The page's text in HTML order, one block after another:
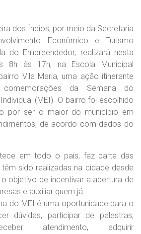
dos Índios, por meio da Secretaria
Econômico e Turismo
do Empreendedor, realizará nesta
8h às 17h, na Escola Municipal
Vila Maria, uma ação itinerante
da Semana do
(MEI). O bairro foi escolhido
por ser o maior do município em
de acordo com dados do
em todo o país, faz parte das
sido realizadas na cidade desde
objetivo de incentivar a abertura de
e auxiliar quem já
do MEI é uma oportunidade para o
dúvidas, participar de palestras,
atendimento, adquirir